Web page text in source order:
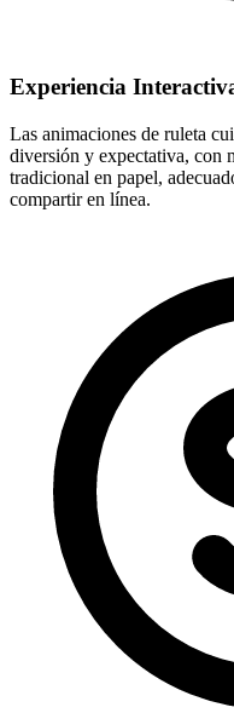
Experiencia
Las animaciones de ruleta
diversión y expectativa, con
tradicional en papel,
compartir en línea.